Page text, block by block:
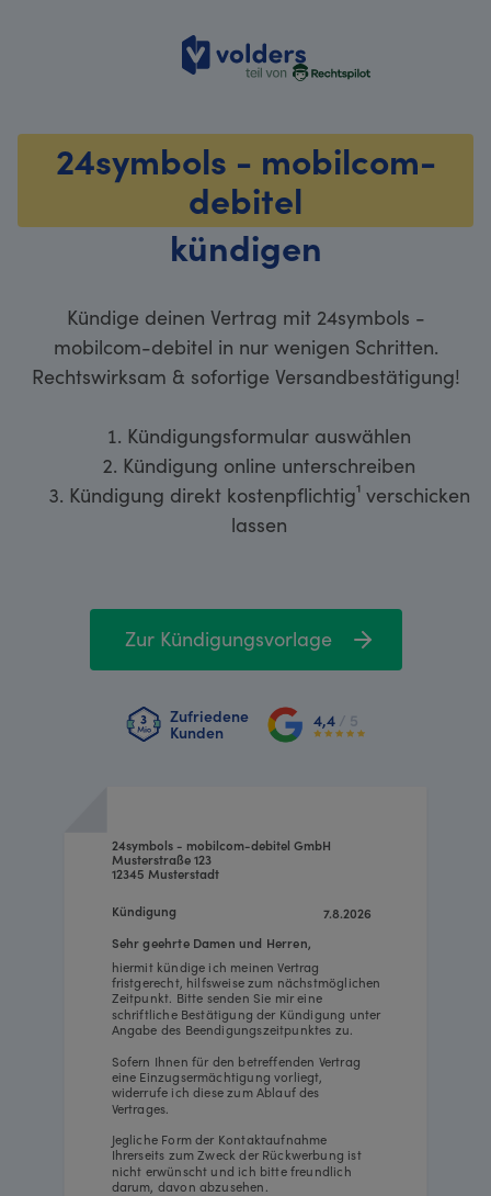
volders
24symbols - mobilcom-
debitel
kündigen
Kündige deinen Vertrag mit 24symbols -
mobilcom-debitel in nur wenigen Schritten.
Rechtswirksam & sofortige Versandbestätigung!
Kündigungsformular auswählen
Kündigung online unterschreiben
Kündigung direkt kostenpflichtig¹ verschicken
lassen
Zur Kündigungsvorlage
Zufriedene
Kunden
4,4 / 5
7.8.2026
24symbols - mobilcom-debitel GmbH
Musterstraße 123
12345 Musterstadt
hiermit kündige ich meinen Vertrag
fristgerecht, hilfsweise zum nächstmöglichen
Zeitpunkt. Bitte senden Sie mir eine
schriftliche Bestätigung der Kündigung unter
Angabe des Beendigungszeitpunktes zu.
Sofern Ihnen für den betreffenden Vertrag
eine Einzugsermächtigung vorliegt,
widerrufe ich diese zum Ablauf des
Vertrages.
Jegliche Form der Kontaktaufnahme
Ihrerseits zum Zweck der Rückwerbung ist
nicht erwünscht und ich bitte freundlich
darum, davon abzusehen.
Sehr geehrte Damen und Herren,
Kündigung